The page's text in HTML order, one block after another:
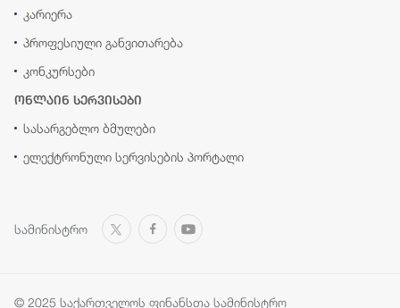
კარიერა
პროფესიული განვითარება
კონკურსები
ონლაინ სერვისები
სასარგებლო ბმულები
ელექტრონული სერვისების პორტალი
სამინისტრო
© 2025 საქართველოს ფინანსთა სამინისტრო